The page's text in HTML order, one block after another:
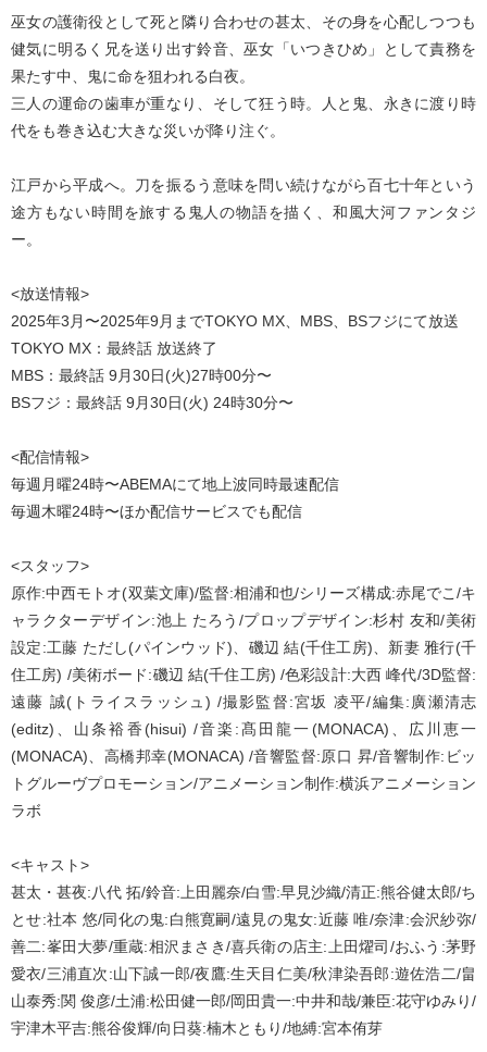
巫女の護衛役として死と隣り合わせの甚太、その身を心配しつつも
健気に明るく兄を送り出す鈴音、巫女「いつきひめ」として責務を
果たす中、鬼に命を狙われる白夜。
三人の運命の歯車が重なり、そして狂う時。人と鬼、永きに渡り時
代をも巻き込む大きな災いが降り注ぐ。
江戸から平成へ。刀を振るう意味を問い続けながら百七十年という
途方もない時間を旅する鬼人の物語を描く、和風大河ファンタジ
ー。
<放送情報>
2025年3月〜2025年9月までTOKYO MX、MBS、BSフジにて放送
TOKYO MX：最終話 放送終了
MBS：最終話 9月30日(火)27時00分〜
BSフジ：最終話 9月30日(火) 24時30分〜
<配信情報>
毎週月曜24時〜ABEMAにて地上波同時最速配信
毎週木曜24時〜ほか配信サービスでも配信
<スタッフ>
原作:中西モトオ(双葉文庫)/監督:相浦和也/シリーズ構成:赤尾でこ/キ
ャラクターデザイン:池上 たろう/プロップデザイン:杉村 友和/美術
設定:工藤 ただし(パインウッド)、磯辺 結(千住工房)、新妻 雅行(千
住工房) /美術ボード:磯辺 結(千住工房) /色彩設計:大西 峰代/3D監督:
遠藤 誠(トライスラッシュ) /撮影監督:宮坂 凌平/編集:廣瀬清志
(editz)、山条裕香(hisui) /音楽:髙田龍一(MONACA)、広川恵一
(MONACA)、高橋邦幸(MONACA) /音響監督:原口 昇/音響制作:ビッ
トグルーヴプロモーション/アニメーション制作:横浜アニメーション
ラボ
<キャスト>
甚太・甚夜:八代 拓/鈴音:上田麗奈/白雪:早見沙織/清正:熊谷健太郎/ち
とせ:社本 悠/同化の鬼:白熊寛嗣/遠見の鬼女:近藤 唯/奈津:会沢紗弥/
善二:峯田大夢/重蔵:相沢まさき/喜兵衛の店主:上田燿司/おふう:茅野
愛衣/三浦直次:山下誠一郎/夜鷹:生天目仁美/秋津染吾郎:遊佐浩二/畠
山泰秀:関 俊彦/土浦:松田健一郎/岡田貴一:中井和哉/兼臣:花守ゆみり/
宇津木平吉:熊谷俊輝/向日葵:楠木ともり/地縛:宮本侑芽